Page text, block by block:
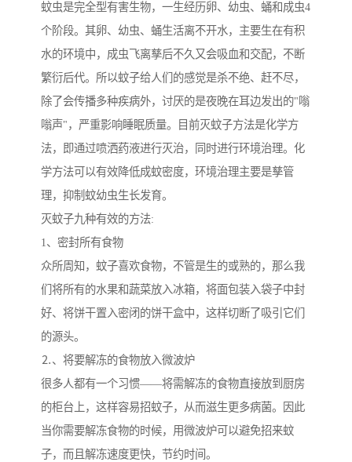
蚊虫是完全型有害生物，一生经历卵、幼虫、蛹和成虫4
个阶段。其卵、幼虫、蛹生活离不开水，主要生在有积
水的环境中，成虫飞离孳后不久又会吸血和交配，不断
繁衍后代。所以蚊子给人们的感觉是杀不绝、赶不尽，
除了会传播多种疾病外，讨厌的是夜晚在耳边发出的"嗡
嗡声"，严重影响睡眠质量。目前灭蚊子方法是化学方
法，即通过喷洒药液进行灭治，同时进行环境治理。化
学方法可以有效降低成蚊密度，环境治理主要是孳管
理，抑制蚊幼虫生长发育。
灭蚊子九种有效的方法:
1、密封所有食物
众所周知，蚊子喜欢食物，不管是生的或熟的，那么我
们将所有的水果和蔬菜放入冰箱，将面包装入袋子中封
好、将饼干置入密闭的饼干盒中，这样切断了吸引它们
的源头。
⒉、将要解冻的食物放入微波炉
很多人都有一个习惯——将需解冻的食物直接放到厨房
的柜台上，这样容易招蚊子，从而滋生更多病菌。因此
当你需要解冻食物的时候，用微波炉可以避免招来蚊
子，而且解冻速度更快，节约时间。